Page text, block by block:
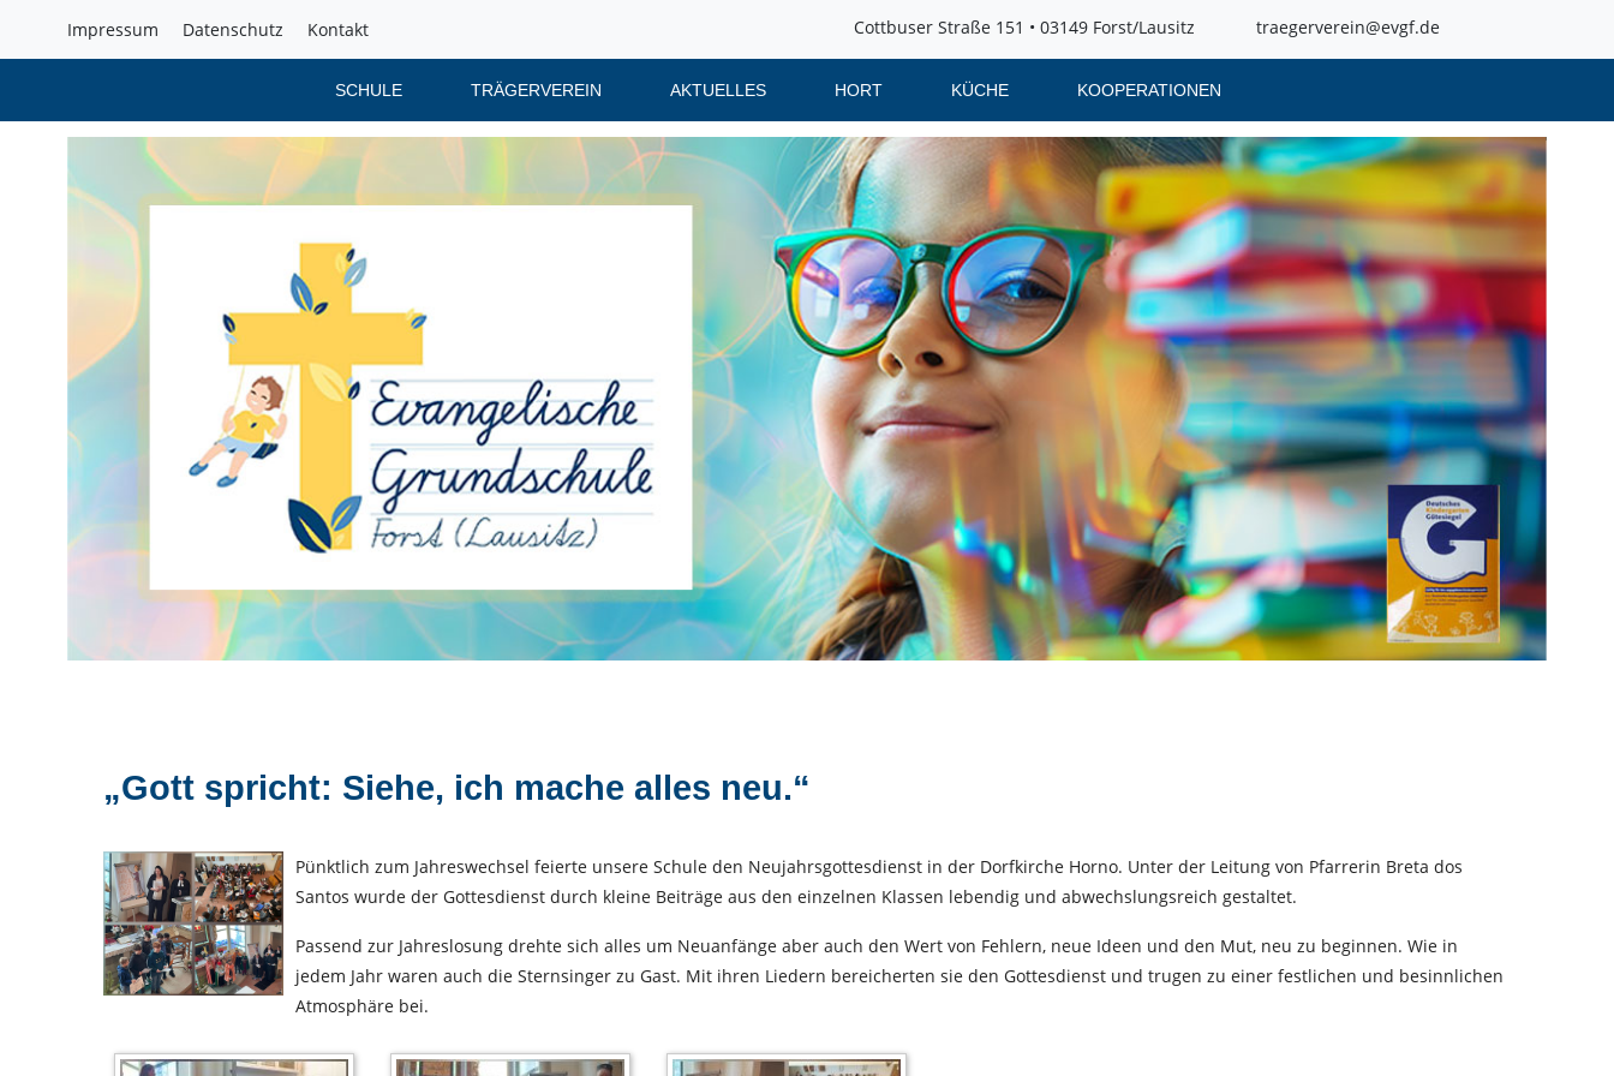
Impressum Datenschutz Kontakt Cottbuser Straße 151 • 03149 Forst/Lausitz traegerverein@evgf.de
SCHULE TRÄGERVEREIN AKTUELLES HORT KÜCHE KOOPERATIONEN
„Gott spricht: Siehe, ich mache alles neu.“
Pünktlich zum Jahreswechsel feierte unsere Schule den Neujahrsgottesdienst in der Dorfkirche Horno. Unter der Leitung von Pfarrerin Breta dos
Santos wurde der Gottesdienst durch kleine Beiträge aus den einzelnen Klassen lebendig und abwechslungsreich gestaltet.
Passend zur Jahreslosung drehte sich alles um Neuanfänge aber auch den Wert von Fehlern, neue Ideen und den Mut, neu zu beginnen. Wie in
jedem Jahr waren auch die Sternsinger zu Gast. Mit ihren Liedern bereicherten sie den Gottesdienst und trugen zu einer festlichen und besinnlichen
Atmosphäre bei.